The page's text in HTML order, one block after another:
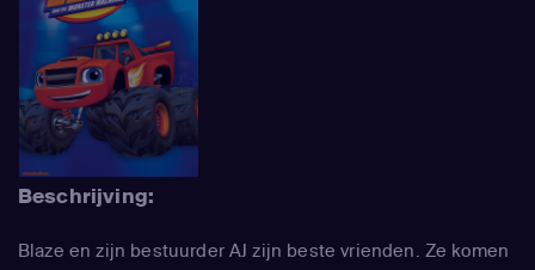
Beschrijving:
Blaze en zijn bestuurder AJ zijn beste vrienden. Ze komen